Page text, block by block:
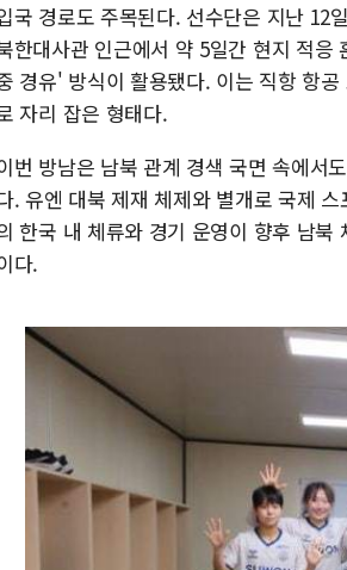
국 경로도 주목된다. 선수단은 지난 12
한대사관 인근에서 약 5일간 현지 적응
경유' 방식이 활용됐다. 이는 직항 항
자리 잡은 형태다.
번 방남은 남북 관계 경색 국면 속에서
. 유엔 대북 제재 체제와 별개로 국제
한국 내 체류와 경기 운영이 향후 남
다.